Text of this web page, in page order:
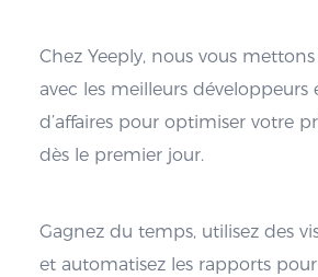
Chez Yeeply, nous vous
avec les meilleurs
d’affaires pour optimiser votre
dès le premier jour.
Gagnez du temps, utilisez des
et automatisez les rapports